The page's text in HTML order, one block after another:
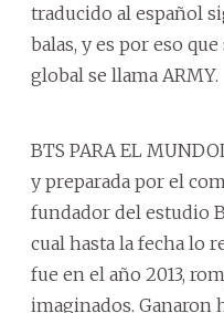
traducido al español
balas, y es por eso
global se llama ARMY.
BTS PARA EL
y preparada por el
fundador del estudio
cual hasta la fecha lo
fue en el año 2013,
imaginados. Ganaron